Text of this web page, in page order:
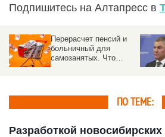
Подпишитесь на Алтапресс в
Перерасчет пенсий и
больничный для
самозанятых. Что
ПО ТЕМЕ:
Разработкой